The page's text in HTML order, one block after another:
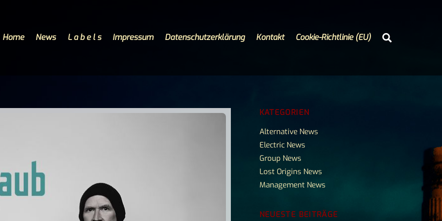
Home News L a b e l s Impressum Datenschutzerklärung Kontakt Cookie-Richtlinie (EU)
KATEGORIEN
Alternative News
Electric News
Group News
Lost Origins News
Management News
NEUESTE BEITRÄGE